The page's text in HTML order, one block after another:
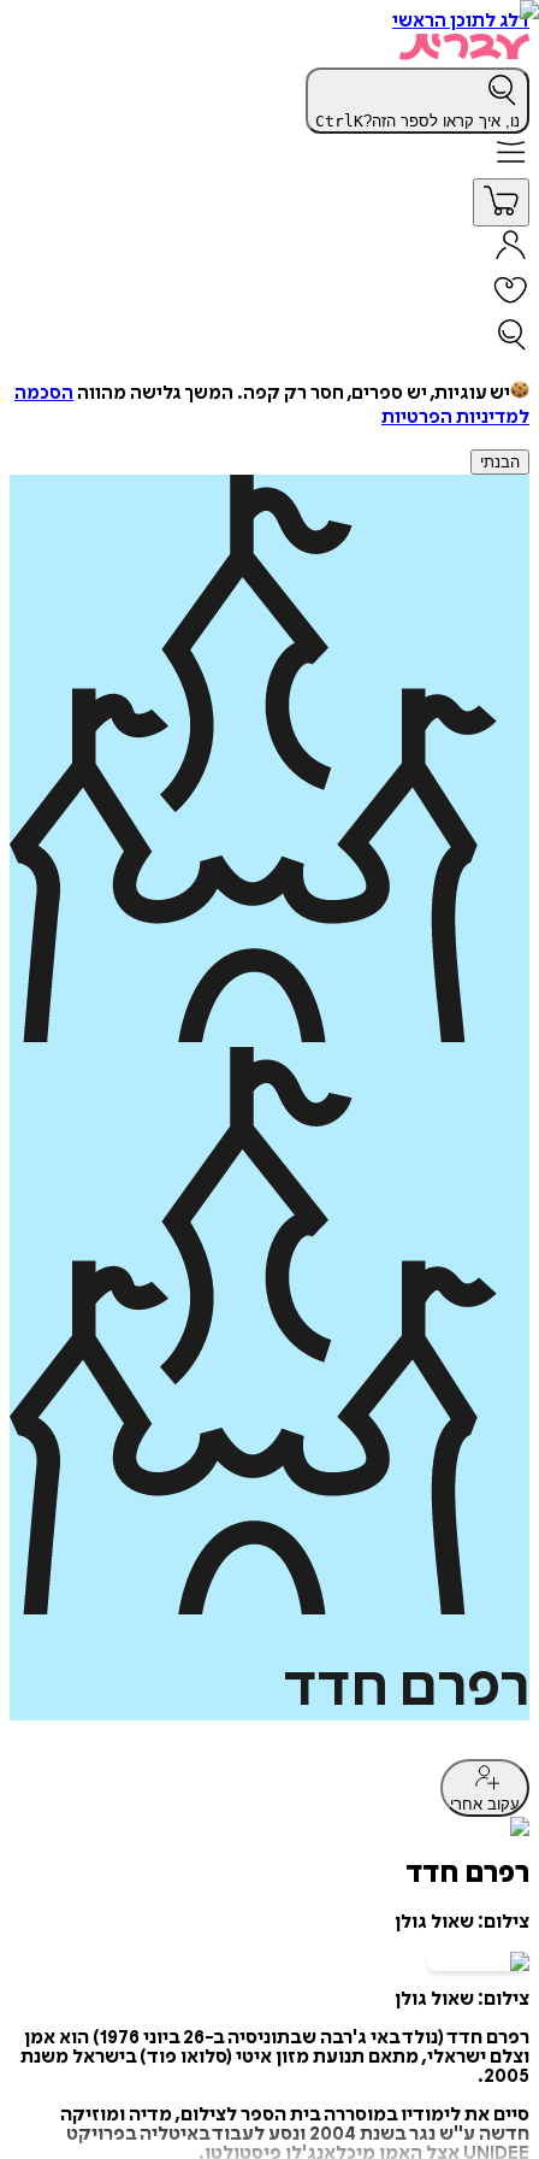
דלג לתוכן הראשי
נו, איך קראו לספר הזה? CtrlK
יש עוגיות, יש ספרים, חסר רק קפה. המשך גלישה מהווה הסכמה
למדיניות הפרטיות
הבנתי
רפרם חדד
עקוב אחרי
רפרם חדד
צילום: שאול גולן
צילום: שאול גולן
רפרם חדד (נולד באי ג'רבה שבתוניסיה ב-26 ביוני 1976) הוא אמן
וצלם ישראלי, מתאם תנועת מזון איטי (סלואו פוד) בישראל משנת
2005.
סיים את לימודיו במוסררה בית הספר לצילום, מדיה ומוזיקה
חדשה ע"ש נגר בשנת 2004 ונסע לעבוד באיטליה בפרויקט
UNIDEE אצל האמן מיכלאנג'לו פיסטולטו.‏